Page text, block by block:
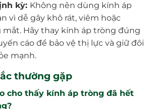
kỳ: Không nên dùng kính áp
vì dễ gây khô rát, viêm hoặc
Hãy thay kính áp tròng đúng
cáo để bảo vệ thị lực và giữ đôi
mạnh.
thường gặp
cho thấy kính áp tròng đã hết